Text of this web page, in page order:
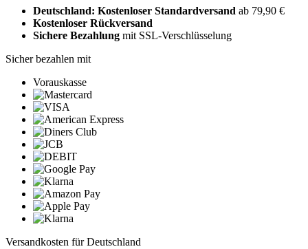
Deutschland: Kostenloser Standardversand ab 79,90 €
Kostenloser Rückversand
Sichere Bezahlung mit SSL-Verschlüsselung
Sicher bezahlen mit
Vorauskasse
Versandkosten für Deutschland